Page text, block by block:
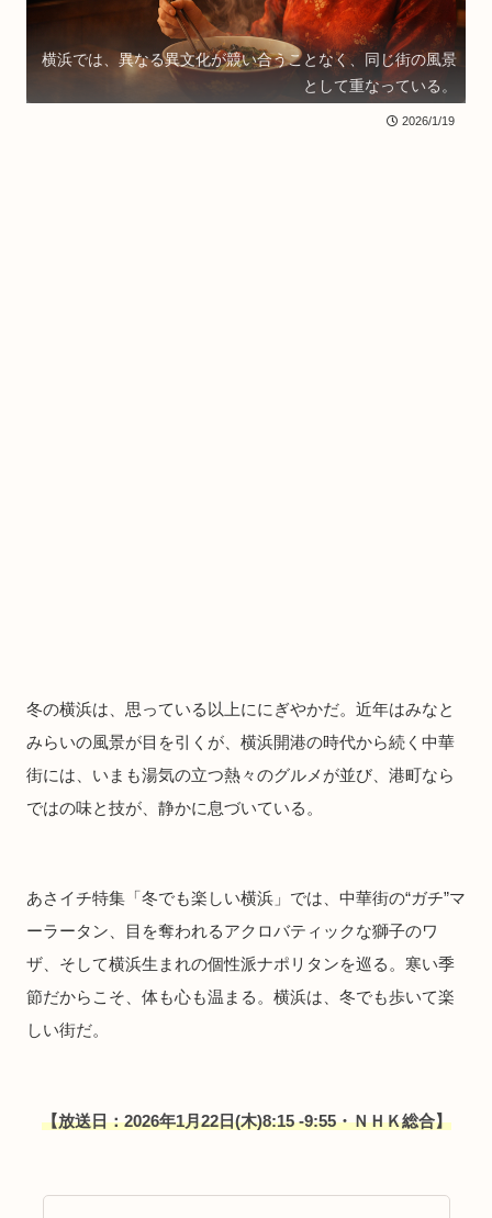
横浜では、異なる異文化が競い合うことなく、同じ街の風景
として重なっている。
2026/1/19
冬の横浜は、思っている以上ににぎやかだ。近年はみなと
みらいの風景が目を引くが、横浜開港の時代から続く中華
街には、いまも湯気の立つ熱々のグルメが並び、港町なら
ではの味と技が、静かに息づいている。
あさイチ特集「冬でも楽しい横浜」では、中華街の“ガチ”マ
ーラータン、目を奪われるアクロバティックな獅子のワ
ザ、そして横浜生まれの個性派ナポリタンを巡る。寒い季
節だからこそ、体も心も温まる。横浜は、冬でも歩いて楽
しい街だ。
【放送日：2026年1月22日(木)8:15 -9:55・ＮＨＫ総合】